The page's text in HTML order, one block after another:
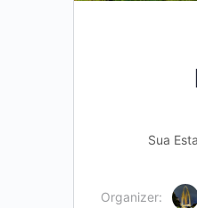
Sua
Organizer: